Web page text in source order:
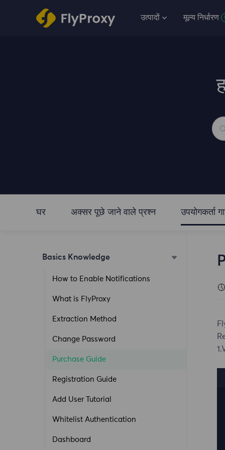
उत्पादों मूल्य निर्धारण
घर अक्सर पूछे जाने वाले प्रश्न उपयोगकर्ता
Basics Knowledge
How to Enable Notifications
What is FlyProxy
Extraction Method
Change Password
Purchase Guide
Registration Guide
Add User Tutorial
Whitelist Authentication
Dashboard